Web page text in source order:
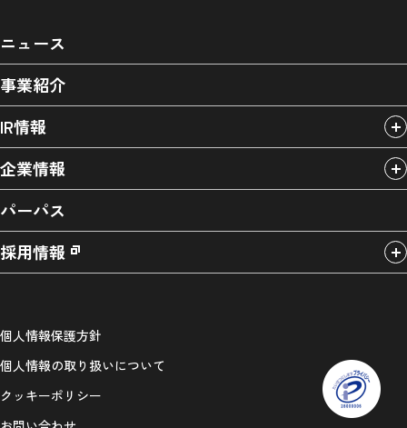
ニュース
事業紹介
IR情報
企業情報
パーパス
採用情報
個人情報保護方針
個人情報の取り扱いについて
クッキーポリシー